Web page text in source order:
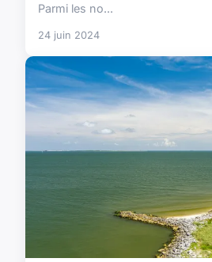
Parmi les no...
24 juin 2024